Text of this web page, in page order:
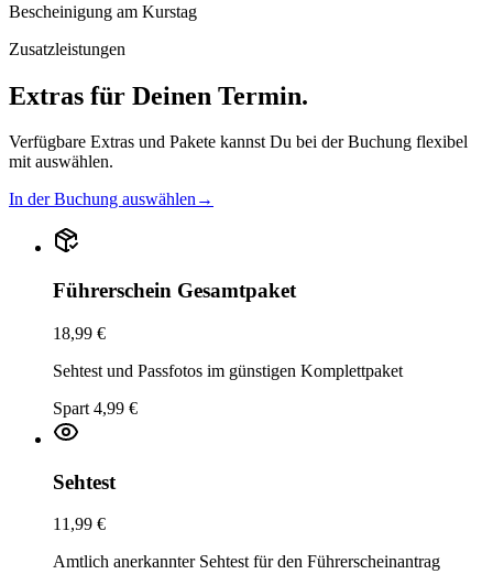
Bescheinigung am Kurstag
Zusatzleistungen
Extras für Deinen Termin.
Verfügbare Extras und Pakete kannst Du bei der Buchung flexibel
mit auswählen.
In der Buchung auswählen→
Führerschein Gesamtpaket
18,99 €
Sehtest und Passfotos im günstigen Komplettpaket
Spart 4,99 €
Sehtest
11,99 €
Amtlich anerkannter Sehtest für den Führerscheinantrag